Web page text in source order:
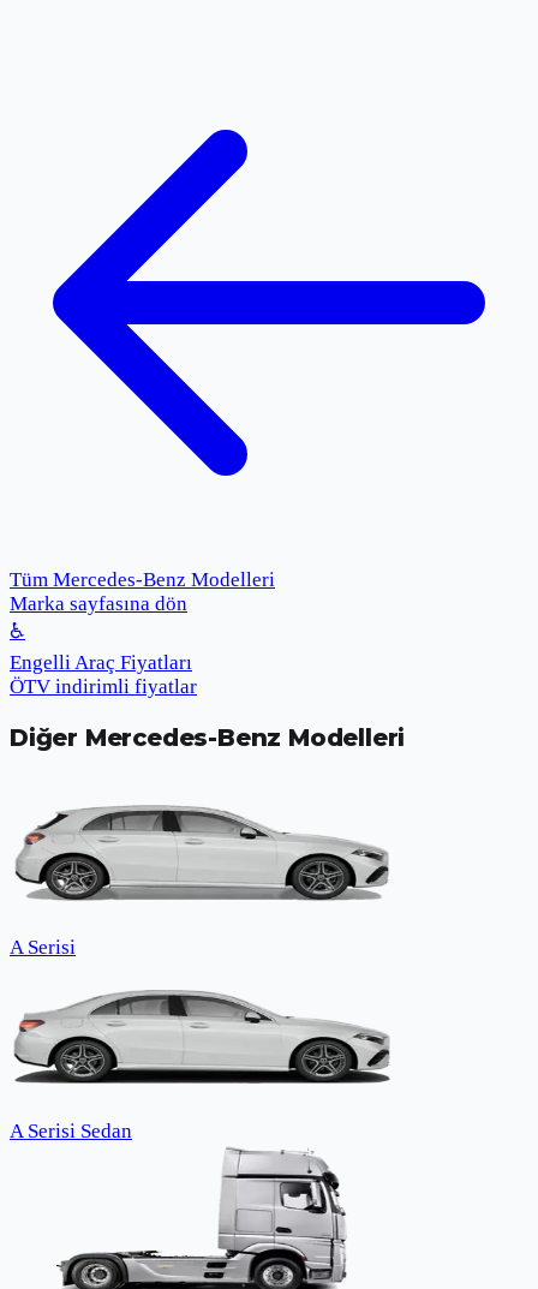
Tüm Mercedes-Benz Modelleri
Marka sayfasına dön
♿
Engelli Araç Fiyatları
ÖTV indirimli fiyatlar
Diğer Mercedes-Benz Modelleri
A Serisi
A Serisi Sedan